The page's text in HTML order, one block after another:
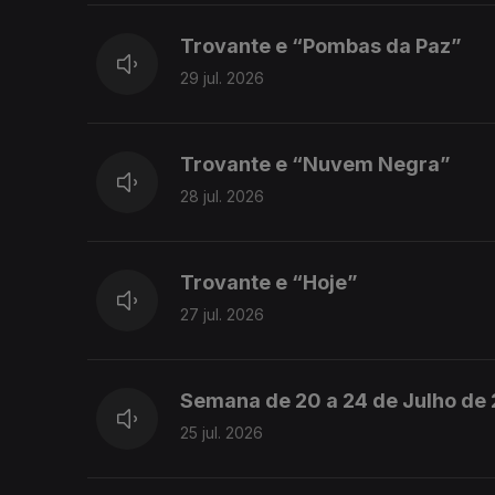
Trovante e “Pombas da Paz”
29 jul. 2026
Trovante e “Nuvem Negra”
28 jul. 2026
Trovante e “Hoje”
27 jul. 2026
Semana de 20 a 24 de Julho de
25 jul. 2026